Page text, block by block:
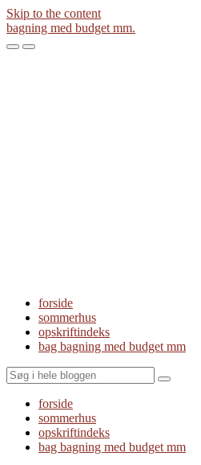
Skip to the content
bagning med budget mm.
ToggleToggle
forside
sommerhus
opskriftindeks
bag bagning med budget mm
Search
forside
sommerhus
opskriftindeks
bag bagning med budget mm